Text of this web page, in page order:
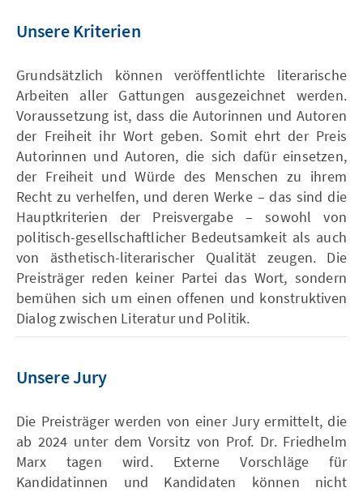
Unsere Kriterien
Grundsätzlich können veröffentlichte literarische
Arbeiten aller Gattungen ausgezeichnet werden.
Voraussetzung ist, dass die Autorinnen und Autoren
der Freiheit ihr Wort geben. Somit ehrt der Preis
Autorinnen und Autoren, die sich dafür einsetzen,
der Freiheit und Würde des Menschen zu ihrem
Recht zu verhelfen, und deren Werke – das sind die
Hauptkriterien der Preisvergabe – sowohl von
politisch-gesellschaftlicher Bedeutsamkeit als auch
von ästhetisch-literarischer Qualität zeugen. Die
Preisträger reden keiner Partei das Wort, sondern
bemühen sich um einen offenen und konstruktiven
Dialog zwischen Literatur und Politik.
Unsere Jury
Die Preisträger werden von einer Jury ermittelt, die
ab 2024 unter dem Vorsitz von Prof. Dr. Friedhelm
Marx tagen wird. Externe Vorschläge für
Kandidatinnen und Kandidaten können nicht